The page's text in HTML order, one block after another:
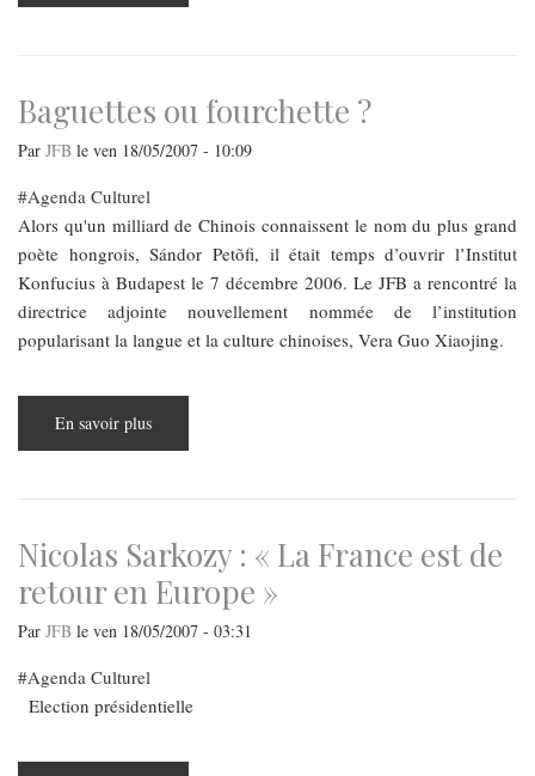
souris
une
mise
au
point
Baguettes ou fourchette ?
Par JFB le ven 18/05/2007 - 10:09
Agenda Culturel
Alors qu'un milliard de Chinois connaissent le nom du plus grand
poète hongrois, Sándor Petõfi, il était temps d’ouvrir l’Institut
Konfucius à Budapest le 7 décembre 2006. Le JFB a rencontré la
directrice adjointe nouvellement nommée de l’institution
popularisant la langue et la culture chinoises, Vera Guo Xiaojing.
En savoir plus
ou
Nicolas Sarkozy : « La France est de
retour en Europe »
Par JFB le ven 18/05/2007 - 03:31
Agenda Culturel
Election présidentielle